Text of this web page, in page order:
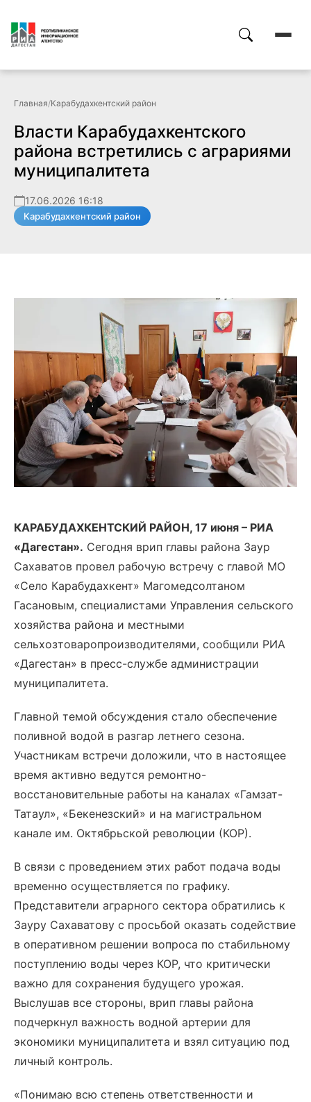
Главная/Карабудахкентский район
Власти Карабудахкентского
района встретились с аграриями
муниципалитета
17.06.2026 16:18
Карабудахкентский район
КАРАБУДАХКЕНТСКИЙ РАЙОН, 17 июня – РИА
«Дагестан». Сегодня врип главы района Заур
Сахаватов провел рабочую встречу с главой МО
«Село Карабудахкент» Магомедсолтаном
Гасановым, специалистами Управления сельского
хозяйства района и местными
сельхозтоваропроизводителями, сообщили РИА
«Дагестан» в пресс-службе администрации
муниципалитета.
Главной темой обсуждения стало обеспечение
поливной водой в разгар летнего сезона.
Участникам встречи доложили, что в настоящее
время активно ведутся ремонтно-
восстановительные работы на каналах «Гамзат-
Татаул», «Бекенезский» и на магистральном
канале им. Октябрьской революции (КОР).
В связи с проведением этих работ подача воды
временно осуществляется по графику.
Представители аграрного сектора обратились к
Зауру Сахаватову с просьбой оказать содействие
в оперативном решении вопроса по стабильному
поступлению воды через КОР, что критически
важно для сохранения будущего урожая.
Выслушав все стороны, врип главы района
подчеркнул важность водной артерии для
экономики муниципалитета и взял ситуацию под
личный контроль.
«Понимаю всю степень ответственности и